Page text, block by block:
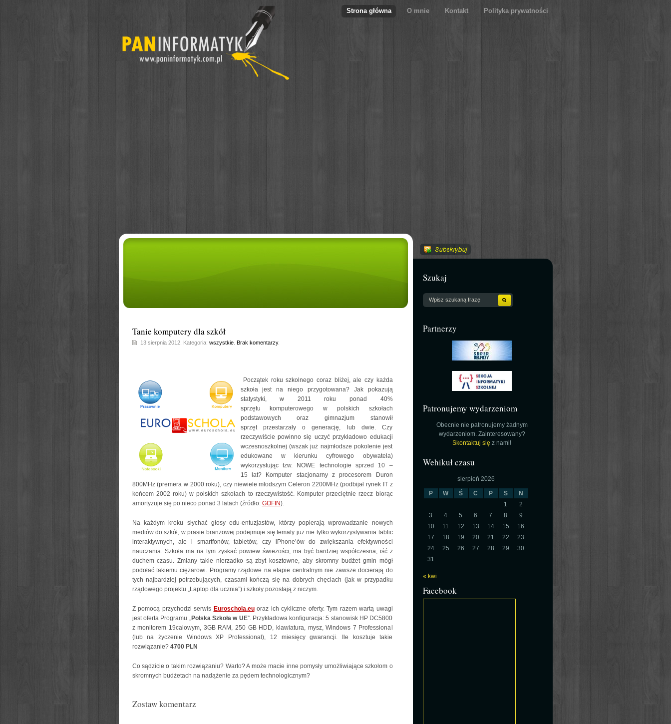
Strona główna O mnie Kontakt Polityka prywatności
Tanie komputery dla szkół
13 sierpnia 2012. Kategoria: wszystkie. Brak komentarzy.
Początek roku szkolnego coraz bliżej, ale czy każda
szkoła jest na niego przygotowana? Jak pokazują
statystyki, w 2011 roku ponad 40%
sprzętu komputerowego w polskich szkołach
podstawowych oraz gimnazjum stanowił
sprzęt przestarzały o generację, lub dwie. Czy
rzeczywiście powinno się uczyć przykładowo edukacji
wczesnoszkolnej (wszak już najmłodsze pokolenie jest
edukowane w kierunku cyfrowego obywatela)
wykorzystując tzw. NOWE technologie sprzed 10 –
15 lat? Komputer stacjonarny z procesorem Duron
800MHz (premera w 2000 roku), czy niewiele młodszym Celeron 2200MHz (podbijał rynek IT z
końcem 2002 roku) w polskich szkołach to rzeczywistość. Komputer przeciętnie rzecz biorąc
amortyzuje się po nieco ponad 3 latach (źródło: GOFIN).
Na każdym kroku słychać głosy edu-entuzjastów, którzy popierają wprowadzanie nowych
mediów do szkół, w prasie branżowej podejmuje się tematy już nie tylko wykorzystywania tablic
interaktywnych, ale i smartfonów, tabletów, czy iPhone’ów do zwiększania efektywności
nauczania. Szkoła ma na tym zyskać powiew świeżości, ma być bardziej współczesna, iść z
duchem czasu. Zmiany takie nierzadko są zbyt kosztowne, aby skromny budżet gmin mógł
podołać takiemu ciężarowi. Programy rządowe na etapie centralnym nie zawsze docierają do
tych najbardziej potrzebujących, czasami kończą sięna dobrych chęciach (jak w przypadku
rządowego projektu „Laptop dla ucznia”) i szkoły pozostają z niczym.
Z pomocą przychodzi serwis Euroschola.euoraz ich cykliczne oferty. Tym razem wartą uwagi
jest oferta Programu „Polska Szkoła w UE”. Przykładowa konfiguracja: 5 stanowisk HP DC5800
z monitorem 19calowym, 3GB RAM, 250 GB HDD, klawiatura, mysz, Windows 7 Professional
(lub na życzenie Windows XP Professional), 12 miesięcy gwarancji. Ile kosztuje takie
rozwiązanie? 4700 PLN
Co sądzicie o takim rozwiązaniu? Warto? A może macie inne pomysły umożliwiające szkołom o
skromnych budżetach na nadążenie za pędem technologicznym?
Zostaw komentarz
Szukaj
Partnerzy
Patronujemy wydarzeniom
Obecnie nie patronujemy żadnym
wydarzeniom. Zainteresowany?
Skontaktuj się z nami!
Wehikuł czasu
sierpień 2026
P W Ś C P S
N
1
2
3
4 5 6 7 8
9
10
11 12 13 14 15
16
17
18 19 20 21 22
23
24
25 26 27 28 29
30
31
« kwi
Facebook